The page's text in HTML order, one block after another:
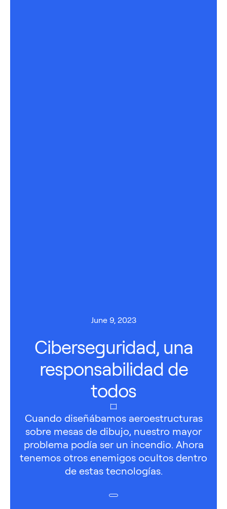
June 9, 2023
Ciberseguridad, una
responsabilidad de
todos
Cuando diseñábamos aeroestructuras
sobre mesas de dibujo, nuestro mayor
problema podía ser un incendio. Ahora
tenemos otros enemigos ocultos dentro
de estas tecnologías.